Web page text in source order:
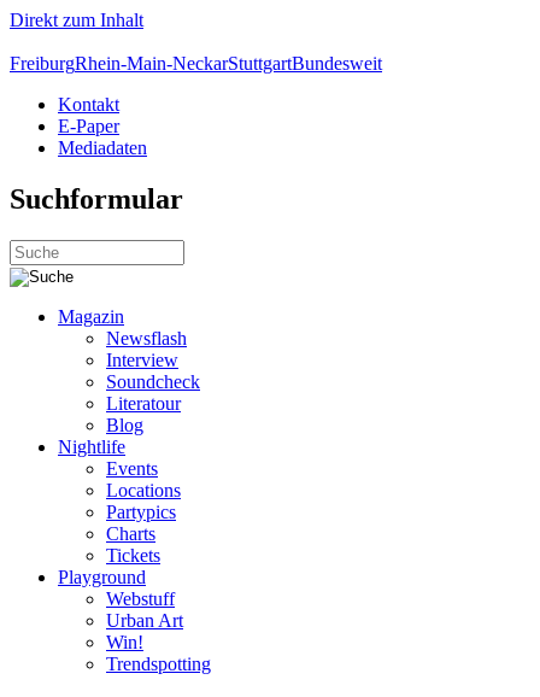
Direkt zum Inhalt
FreiburgRhein-Main-NeckarStuttgartBundesweit
Kontakt
E-Paper
Mediadaten
Suchformular
Magazin
Newsflash
Interview
Soundcheck
Literatour
Blog
Nightlife
Events
Locations
Partypics
Charts
Tickets
Playground
Webstuff
Urban Art
Win!
Trendspotting